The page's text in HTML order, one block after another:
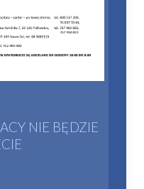
NIE BĘDZIE